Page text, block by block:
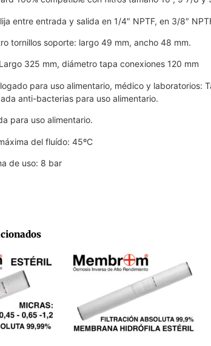
entre entrada y salida en 1/4″ NPTF, en 3/8″
tornillos soporte: largo 49 mm, ancho 48 mm.
325 mm, diámetro tapa conexiones 120 mm
para uso alimentario, médico y laboratorios:
anti-bacterias para uso alimentario.
para uso alimentario.
del fluído: 45ºC
de uso: 8 bar